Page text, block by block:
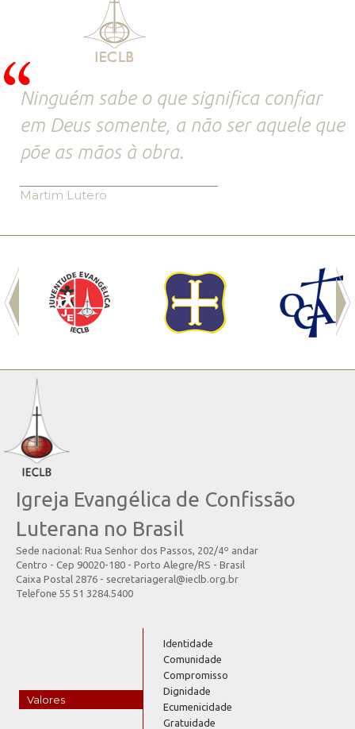
Ninguém sabe o que significa confiar
em Deus somente, a não ser aquele que
põe as mãos à obra.
Martim Lutero
Igreja Evangélica de Confissão
Luterana no Brasil
Sede nacional: Rua Senhor dos Passos, 202/4º andar
Centro - Cep 90020-180 - Porto Alegre/RS - Brasil
Caixa Postal 2876 - secretariageral@ieclb.org.br
Telefone 55 51 3284.5400
Valores
Identidade
Comunidade
Compromisso
Dignidade
Ecumenicidade
Gratuidade